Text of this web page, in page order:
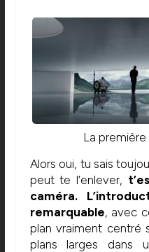
La
Alors oui, tu sais
peut te l’enlever,
caméra.
remarquable, avec
plan vraiment centré
plans larges dans